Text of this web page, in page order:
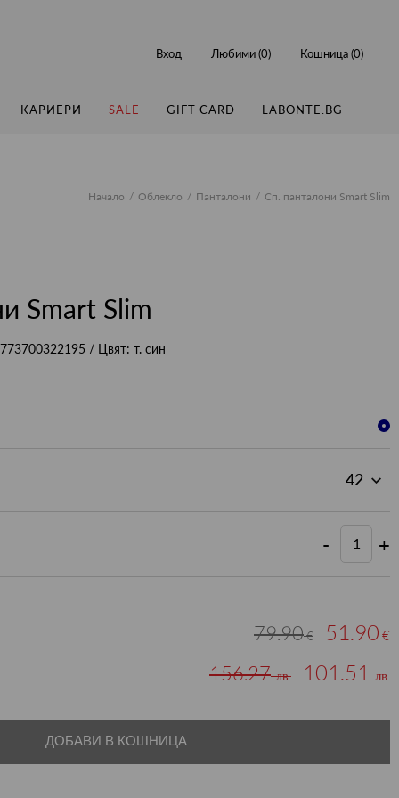
КАРИЕРИ SALE GIFT CARD LABONTE.BG
Вход Любими (0) Кошница (0)
Начало Облекло Панталони Сп. панталони Smart Slim
Smart Slim
/ Цвят: т. син
- +
79.90€ 51.90 €
156.27лв. 101.51 лв.
ДОБАВИ В КОШНИЦА